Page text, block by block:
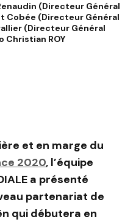
(Directeur Général
Cobée (Directeur Général
(Directeur Général
Christian ROY
et en marge du
2020, l’équipe
a présenté
partenariat de
qui débutera en